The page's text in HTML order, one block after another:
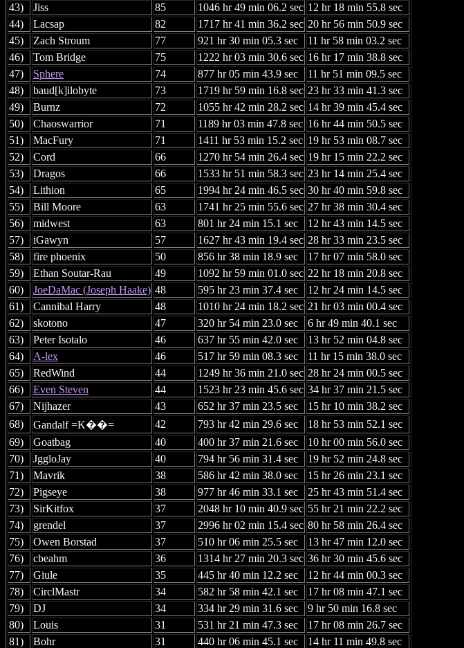
43)
Jiss 85 1046 hr 49 min 06.2 sec 12 hr 18 min 55.8 sec
44)
Lacsap 82 1717 hr 41 min 36.2 sec 20 hr 56 min 50.9 sec
45)
Zach Stroum 77 921 hr 30 min 05.3 sec
11 hr 58 min 03.2 sec
46)
Tom Bridge 75 1222 hr 03 min 30.6 sec 16 hr 17 min 38.8 sec
47)
Sphere 74 877 hr 05 min 43.9 sec
11 hr 51 min 09.5 sec
48)
baud[k]ilobyte 73 1719 hr 59 min 16.8 sec 23 hr 33 min 41.3 sec
49)
Burnz 72 1055 hr 42 min 28.2 sec 14 hr 39 min 45.4 sec
50)
Chaoswarrior 71 1189 hr 03 min 47.8 sec 16 hr 44 min 50.5 sec
51)
MacFury 71 1411 hr 53 min 15.2 sec 19 hr 53 min 08.7 sec
52)
Cord 66 1270 hr 54 min 26.4 sec 19 hr 15 min 22.2 sec
53)
Dragos 66 1533 hr 51 min 58.3 sec 23 hr 14 min 25.4 sec
54)
Lithion 65 1994 hr 24 min 46.5 sec 30 hr 40 min 59.8 sec
55)
Bill Moore 63 1741 hr 25 min 55.6 sec 27 hr 38 min 30.4 sec
56)
midwest 63 801 hr 24 min 15.1 sec
12 hr 43 min 14.5 sec
57)
iGawyn 57 1627 hr 43 min 19.4 sec 28 hr 33 min 23.5 sec
58)
fire phoenix 50 856 hr 38 min 18.9 sec
17 hr 07 min 58.0 sec
59)
Ethan Soutar-Rau 49 1092 hr 59 min 01.0 sec 22 hr 18 min 20.8 sec
60)
JoeDaMac (Joseph Haake) 48 595 hr 23 min 37.4 sec
12 hr 24 min 14.5 sec
61)
Cannibal Harry 48 1010 hr 24 min 18.2 sec 21 hr 03 min 00.4 sec
62)
skotono 47 320 hr 54 min 23.0 sec
6 hr 49 min 40.1 sec
63)
Peter Isotalo 46 637 hr 55 min 42.0 sec
13 hr 52 min 04.8 sec
64)
A-lex 46 517 hr 59 min 08.3 sec
11 hr 15 min 38.0 sec
65)
RedWind 44 1249 hr 36 min 21.0 sec 28 hr 24 min 00.5 sec
66)
Even Steven 44 1523 hr 23 min 45.6 sec 34 hr 37 min 21.5 sec
67)
Nijhazer 43 652 hr 37 min 23.5 sec
15 hr 10 min 38.2 sec
68)
Gandalf =K��= 42 793 hr 42 min 29.6 sec
18 hr 53 min 52.1 sec
69)
Goatbag 40 400 hr 37 min 21.6 sec
10 hr 00 min 56.0 sec
70)
JggloJay 40 794 hr 56 min 31.4 sec
19 hr 52 min 24.8 sec
71)
Mavrik 38 586 hr 42 min 38.0 sec
15 hr 26 min 23.1 sec
72)
Pigseye 38 977 hr 46 min 33.1 sec
25 hr 43 min 51.4 sec
73)
SirKitfox 37 2048 hr 10 min 40.9 sec 55 hr 21 min 22.2 sec
74)
grendel 37 2996 hr 02 min 15.4 sec 80 hr 58 min 26.4 sec
75)
Owen Borstad 37 510 hr 06 min 25.5 sec
13 hr 47 min 12.0 sec
76)
cbeahm 36 1314 hr 27 min 20.3 sec 36 hr 30 min 45.6 sec
77)
Giule 35 445 hr 40 min 12.2 sec
12 hr 44 min 00.3 sec
78)
CirclMastr 34 582 hr 58 min 42.1 sec
17 hr 08 min 47.1 sec
79)
DJ 34 334 hr 29 min 31.6 sec
9 hr 50 min 16.8 sec
80)
Louis 31 531 hr 21 min 47.3 sec
17 hr 08 min 26.7 sec
81)
Bohr 31 440 hr 06 min 45.1 sec
14 hr 11 min 49.8 sec